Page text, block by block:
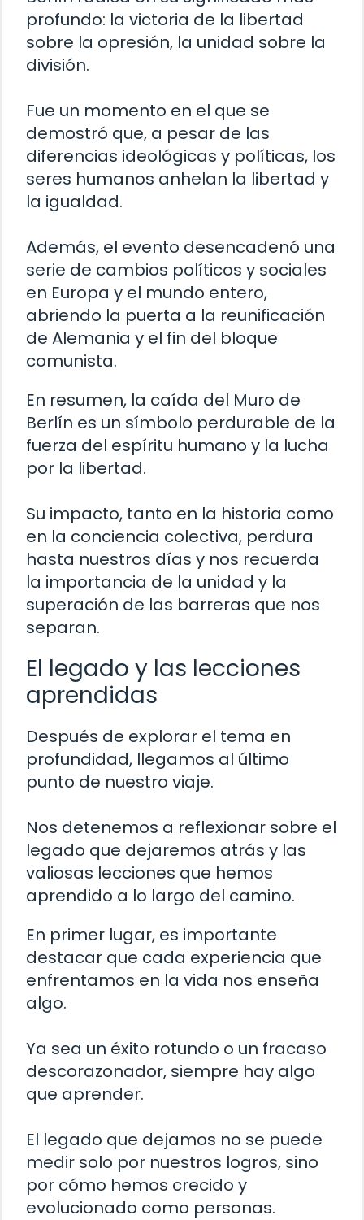
profundo: la victoria de la libertad
sobre la opresión, la unidad sobre la
división.
Fue un momento en el que se
demostró que, a pesar de las
diferencias ideológicas y políticas, los
seres humanos anhelan la libertad y
la igualdad.
Además, el evento desencadenó una
serie de cambios políticos y sociales
en Europa y el mundo entero,
abriendo la puerta a la reunificación
de Alemania y el fin del bloque
comunista.
En resumen, la caída del Muro de
Berlín es un símbolo perdurable de la
fuerza del espíritu humano y la lucha
por la libertad.
Su impacto, tanto en la historia como
en la conciencia colectiva, perdura
hasta nuestros días y nos recuerda
la importancia de la unidad y la
superación de las barreras que nos
separan.
El legado y las lecciones
aprendidas
Después de explorar el tema en
profundidad, llegamos al último
punto de nuestro viaje.
Nos detenemos a reflexionar sobre el
legado que dejaremos atrás y las
valiosas lecciones que hemos
aprendido a lo largo del camino.
En primer lugar, es importante
destacar que cada experiencia que
enfrentamos en la vida nos enseña
algo.
Ya sea un éxito rotundo o un fracaso
descorazonador, siempre hay algo
que aprender.
El legado que dejamos no se puede
medir solo por nuestros logros, sino
por cómo hemos crecido y
evolucionado como personas.